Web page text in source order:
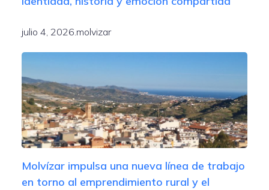
julio 4, 2026 molvizar
Molvízar impulsa una nueva línea de trabajo
en torno al emprendimiento rural y el